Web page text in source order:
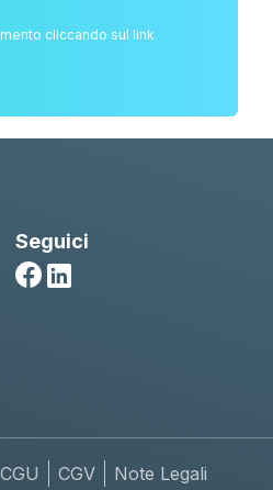
cliccando sul link
Seguici
CGU CGV Note Legali